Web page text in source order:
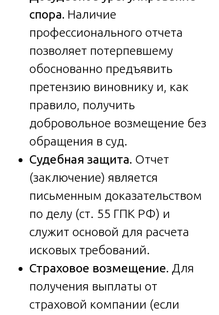
спора. Наличие
профессионального отчета
позволяет потерпевшему
обоснованно предъявить
претензию виновнику и, как
правило, получить
добровольное возмещение без
обращения в суд.
Судебная защита. Отчет
(заключение) является
письменным доказательством
по делу (ст. 55 ГПК РФ) и
служит основой для расчета
исковых требований.
Страховое возмещение. Для
получения выплаты от
страховой компании (если